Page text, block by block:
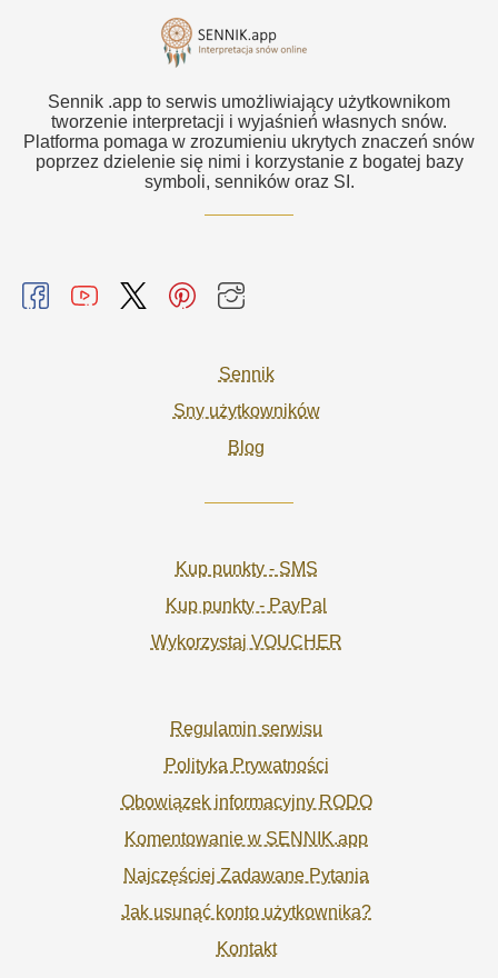
Sennik .app to serwis umożliwiający użytkownikom
tworzenie interpretacji i wyjaśnień własnych snów.
Platforma pomaga w zrozumieniu ukrytych znaczeń snów
poprzez dzielenie się nimi i korzystanie z bogatej bazy
symboli, senników oraz SI.
Sennik
Sny użytkowników
Blog
Kup punkty - SMS
Kup punkty - PayPal
Wykorzystaj VOUCHER
Regulamin serwisu
Polityka Prywatności
Obowiązek informacyjny RODO
Komentowanie w SENNIK.app
Najczęściej Zadawane Pytania
Jak usunąć konto użytkownika?
Kontakt